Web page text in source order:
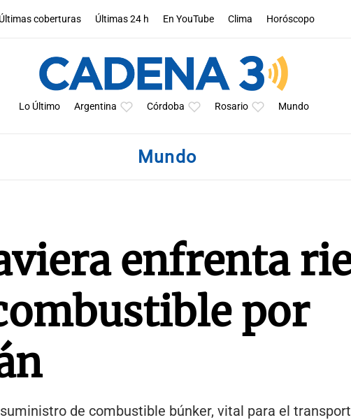
Últimas coberturas Últimas 24 h En YouTube Clima Horóscopo
Lo Último Argentina Córdoba Rosario Mundo
Mundo
enfrenta
por
de combustible búnker, vital para el